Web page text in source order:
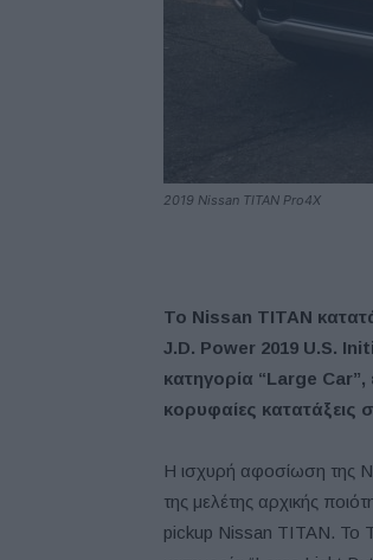
2019 Nissan TITAN Pro4X
Το Nissan ΤΙΤΑΝ
J.D. Power 2019 U.S.
κατηγορία “Large
κορυφαίες κατατάξεις
Η ισχυρή αφοσίωση της
της μελέτης αρχικής
pickup Nissan TITAN. To